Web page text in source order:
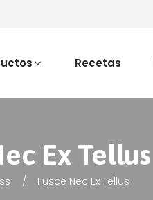
Recetas
Ex Tellus
Fusce Nec Ex Tellus